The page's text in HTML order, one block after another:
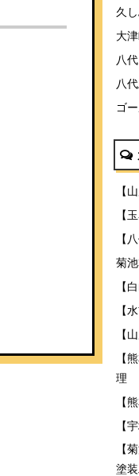
久
大
八
八
ゴ
【
【
【
菊
【
【
【
【
理
【
【
【
塗